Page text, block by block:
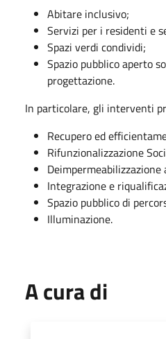
Abitare inclusivo;
Servizi per i residenti e
Spazi verdi condividi;
Spazio pubblico aperto
progettazione.
In particolare, gli interventi
Recupero ed
Rifunzionalizzazione
Integrazione e
Spazio pubblico di
Illuminazione.
A cura di